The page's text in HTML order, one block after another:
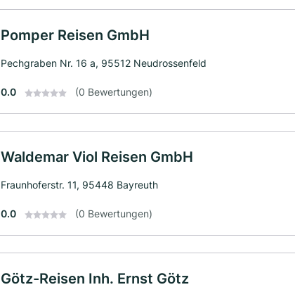
Pomper Reisen GmbH
Pechgraben Nr. 16 a, 95512 Neudrossenfeld
0.0 (0 Bewertungen)
Waldemar Viol Reisen GmbH
Fraunhoferstr. 11, 95448 Bayreuth
0.0 (0 Bewertungen)
Götz-Reisen Inh. Ernst Götz